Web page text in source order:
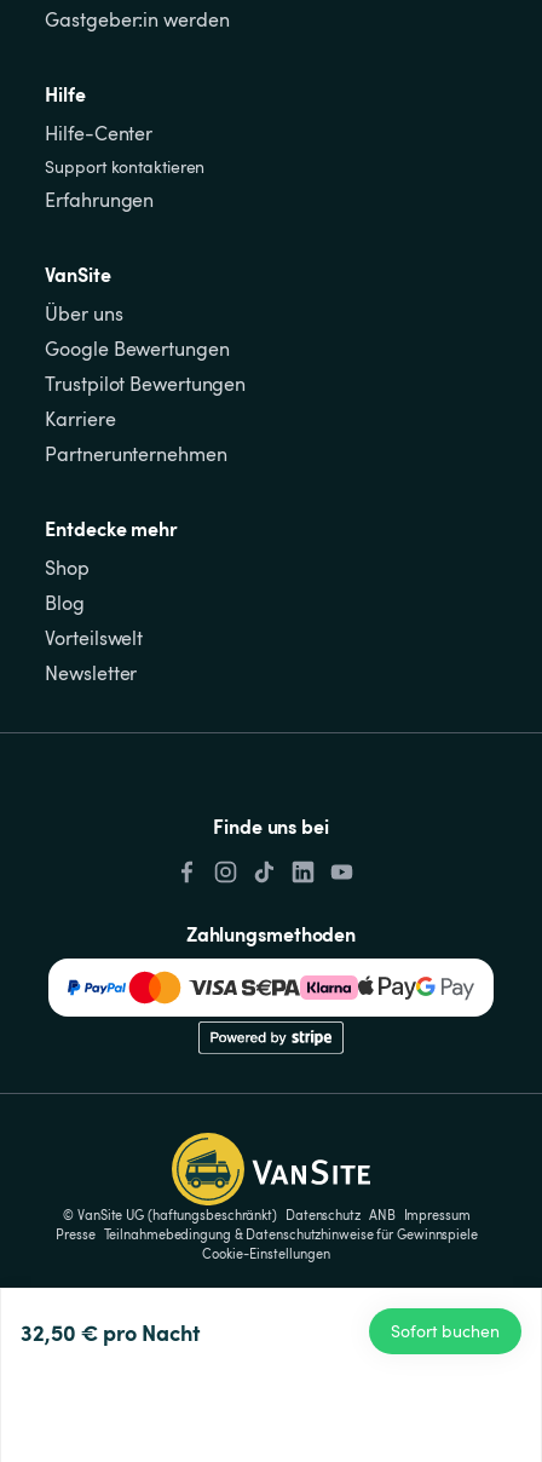
32,50 € pro Nacht Sofort buchen
Gastgeber:in werden
Hilfe
Hilfe-Center
Support kontaktieren
Erfahrungen
VanSite
Über uns
Google Bewertungen
Trustpilot Bewertungen
Karriere
Partnerunternehmen
Entdecke mehr
Shop
Blog
Vorteilswelt
Newsletter
Finde uns bei
Zahlungsmethoden
© VanSite UG (haftungsbeschränkt) Datenschutz ANB
Impressum
Presse Teilnahmebedingung & Datenschutzhinweise für Gewinnspiele
Cookie-Einstellungen